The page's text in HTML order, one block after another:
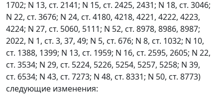
1702; N 13, ст. 2141; N 15, ст. 2425, 2431; N 18, ст. 3046;
N 22, ст. 3676; N 24, ст. 4180, 4218, 4221, 4222, 4223,
4224; N 27, ст. 5060, 5111; N 52, ст. 8978, 8986, 8987;
2022, N 1, ст. 3, 37, 49; N 5, ст. 676; N 8, ст. 1032; N 10,
ст. 1388, 1399; N 13, ст. 1959; N 16, ст. 2595, 2605; N 22,
ст. 3534; N 29, ст. 5224, 5226, 5254, 5257, 5258; N 39,
ст. 6534; N 43, ст. 7273; N 48, ст. 8331; N 50, ст. 8773)
следующие изменения: